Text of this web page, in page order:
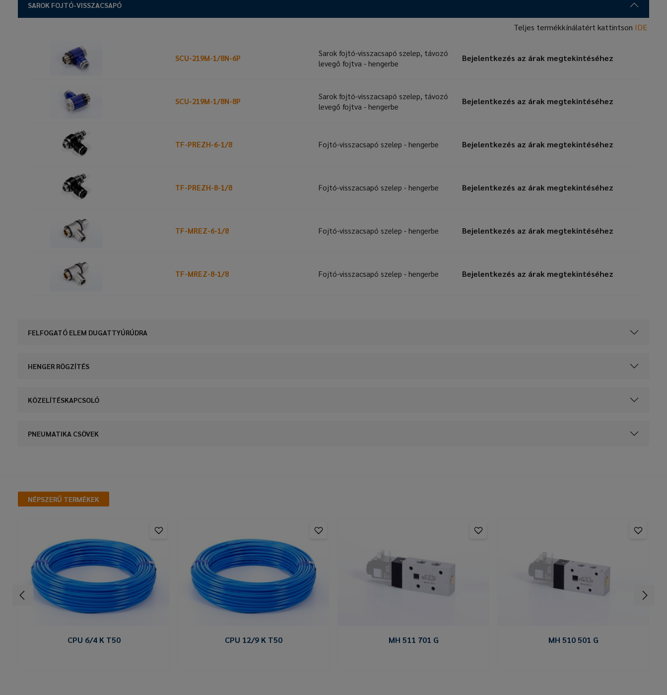
SAROK FOJTÓ-VISSZACSAPÓ
Teljes termékkínálatért kattintson IDE
SCU-219M-1/8N-6P
Sarok fojtó-visszacsapó szelep, távozó
levegő fojtva - hengerbe
Bejelentkezés az árak megtekintéséhez
SCU-219M-1/8N-8P
Sarok fojtó-visszacsapó szelep, távozó
levegő fojtva - hengerbe
Bejelentkezés az árak megtekintéséhez
TF-PREZH-6-1/8 Fojtó-visszacsapó szelep - hengerbe Bejelentkezés az árak megtekintéséhez
TF-PREZH-8-1/8 Fojtó-visszacsapó szelep - hengerbe Bejelentkezés az árak megtekintéséhez
TF-MREZ-6-1/8 Fojtó-visszacsapó szelep - hengerbe Bejelentkezés az árak megtekintéséhez
TF-MREZ-8-1/8 Fojtó-visszacsapó szelep - hengerbe Bejelentkezés az árak megtekintéséhez
FELFOGATÓ ELEM DUGATTYÚRÚDRA
HENGER RÖGZÍTÉS
KÖZELÍTÉSKAPCSOLÓ
PNEUMATIKA CSÖVEK
NÉPSZERŰ TERMÉKEK
CPU 6/4 K T50 CPU 12/9 K T50 MH 511 701 G MH 510 501 G